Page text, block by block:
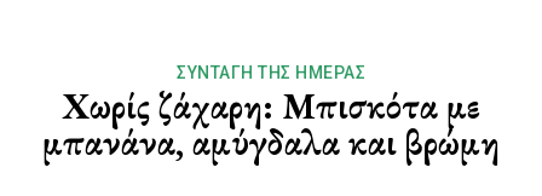
ΣΥΝΤΑΓΉ ΤΗΣ ΗΜΈΡΑΣ
Χωρίς ζάχαρη: Μπισκότα με
μπανάνα, αμύγδαλα και βρώμη